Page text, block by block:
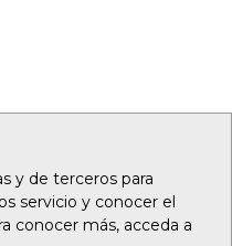
y de terceros para
servicio y conocer el
conocer más, acceda a